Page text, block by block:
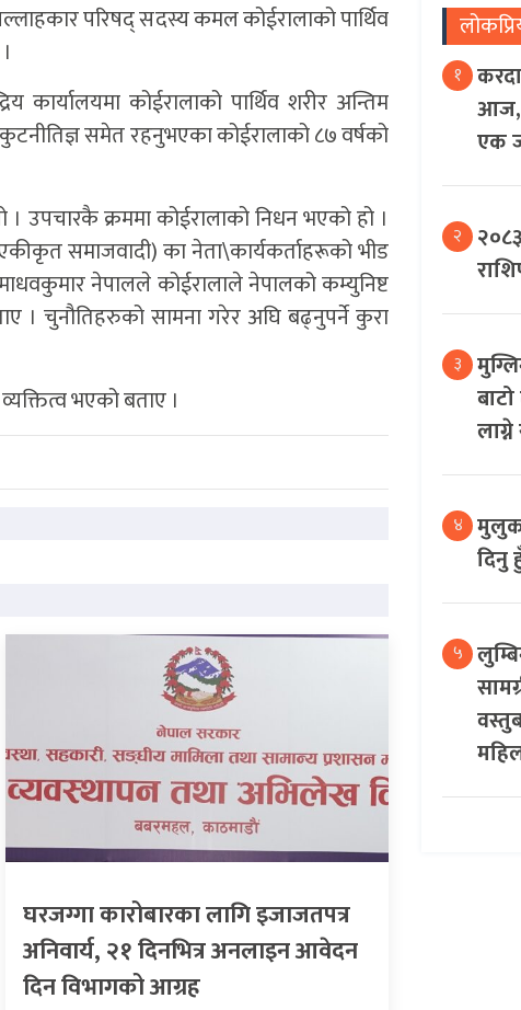
परिषद् सदस्य कमल कोईरालाको पार्थिव
कार्यालयमा कोईरालाको पार्थिव शरीर अन्तिम
समेत रहनुभएका कोईरालाको ८७ वर्षको
उपचारकै क्रममा कोईरालाको निधन भएको हो ।
(एकीकृत समाजवादी) का नेता\कार्यकर्ताहरूको भीड
माधवकुमार नेपालले कोईरालाले नेपालको कम्युनिष्ट
। चुनौतिहरुको सामना गरेर अघि बढ्नुपर्ने कुरा
भएको बताए ।
घरजग्गा कारोबारका लागि इजाजतपत्र
अनिवार्य, २१ दिनभित्र अनलाइन आवेदन
दिन विभागको आग्रह
१
आज,
एक
२
३
४
दिनु
५